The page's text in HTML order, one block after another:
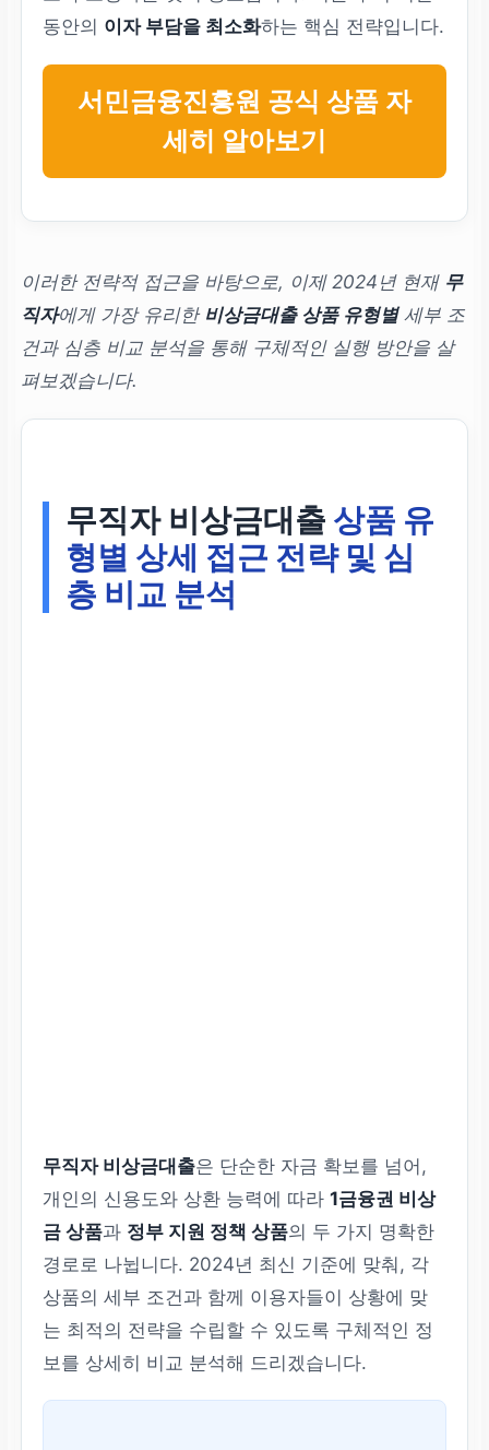
동안의 이자 부담을 최소화하는 핵심 전략입니다.
서민금융진흥원 공식 상품 자
세히 알아보기
이러한 전략적 접근을 바탕으로, 이제 2024년 현재 무
직자에게 가장 유리한 비상금대출 상품 유형별세부 조
건과 심층 비교 분석을 통해 구체적인 실행 방안을 살
펴보겠습니다.
무직자 비상금대출 상품 유
형별 상세 접근 전략 및 심
층 비교 분석
무직자 비상금대출은 단순한 자금 확보를 넘어,
개인의 신용도와 상환 능력에 따라1금융권 비상
금 상품과 정부 지원 정책 상품의 두 가지 명확한
경로로 나뉩니다. 2024년 최신 기준에 맞춰, 각
상품의 세부 조건과 함께 이용자들이 상황에 맞
는 최적의 전략을 수립할 수 있도록 구체적인 정
보를 상세히 비교 분석해 드리겠습니다.